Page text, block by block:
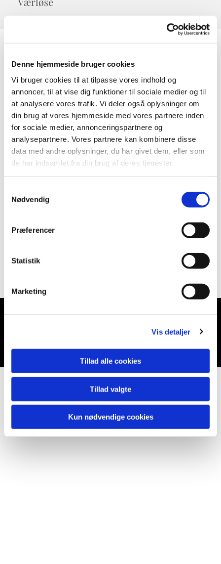
Denne hjemmeside bruger cookies
Vi bruger cookies til at tilpasse vores indhold og
annoncer, til at vise dig funktioner til sociale medier og til
at analysere vores trafik. Vi deler også oplysninger om
din brug af vores hjemmeside med vores partnere inden
for sociale medier, annonceringspartnere og
analysepartnere. Vores partnere kan kombinere disse
data med andre oplysninger, du har givet dem, eller som
de har indsamlet fra din brug af deres tjenester.
Nødvendig
Præferencer
Statistik
Marketing
Vis detaljer
Tillad alle cookies
Tillad valgte
Kun nødvendige cookies
sognehuset med leg eller kreativ aktivitet for børnene.
Efter vi har spist går vi sammen over i kirken hvor
præsten fortæller en godnathistorie og vi synger
sammen. Man må gerne tage bamse og nattøj med:)
Du vil måske også kunne lide...